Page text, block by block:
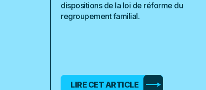
dispositions de la loi de réforme du
regroupement familial.
LIRE CET ARTICLE